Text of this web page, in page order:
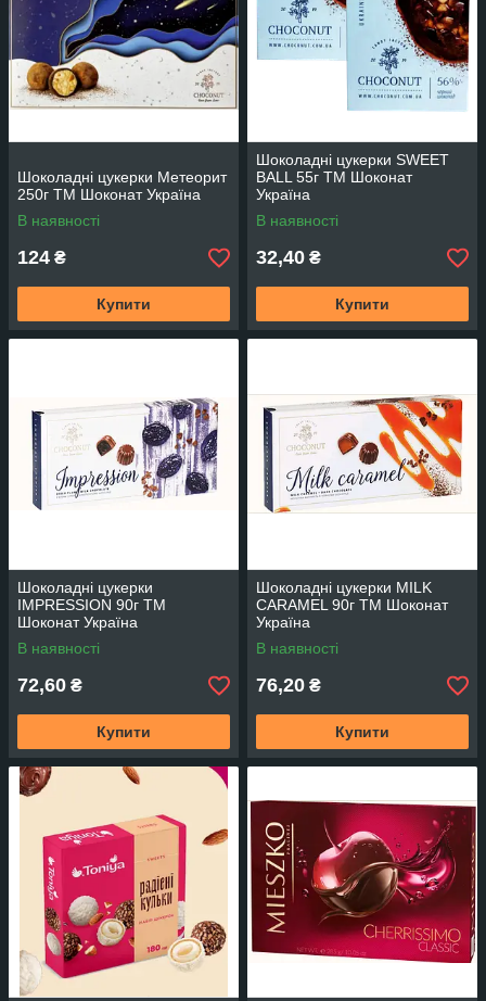
Шоколадні цукерки Метеорит
250г TM Шоконат Україна
В наявності
124 ₴
Купити
Шоколадні цукерки SWEET
BALL 55г TM Шоконат
Україна
В наявності
32,40 ₴
Купити
Шоколадні цукерки
IMPRESSION 90г TM
Шоконат Україна
В наявності
72,60 ₴
Купити
Шоколадні цукерки MILK
CARAMEL 90г TM Шоконат
Україна
В наявності
76,20 ₴
Купити